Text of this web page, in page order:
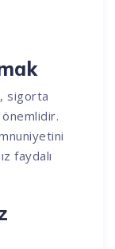
sigorta
faydalı